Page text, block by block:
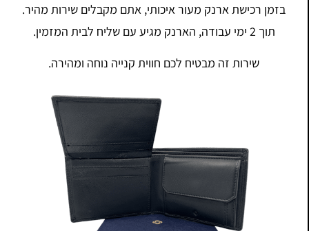
בזמן רכישת ארנק מעור איכותי, אתם מקבלים שירות מהיר.
תוך 2 ימי עבודה, הארנק מגיע עם שליח לבית המזמין.
שירות זה מבטיח לכם חווית קנייה נוחה ומהירה.